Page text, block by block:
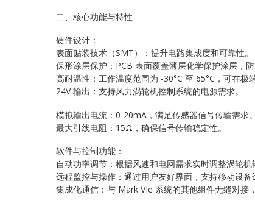
二、核心功能与特性
硬件设计：
表面贴装技术（SMT）：提升电路集成度和可靠性。
保形涂层保护：PCB 表面覆盖薄层化学保护涂层，
高耐温性：工作温度范围为 -30°C 至 65°C，可在极
24V 输出：支持风力涡轮机控制系统的电源需求。
模拟输出电流：0-20mA，满足传感器信号传输需求。
最大引线电阻：15Ω，确保信号传输稳定性。
软件与控制功能：
自动功率调节：根据风速和电网需求实时调整涡轮机
远程监控与操作：通过用户友好界面，支持移动设
集成化通信：与 Mark VIe 系统的其他组件无缝对接